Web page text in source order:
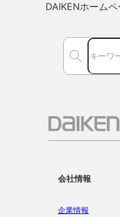
DAIKENホーム
会社情報
企業情報